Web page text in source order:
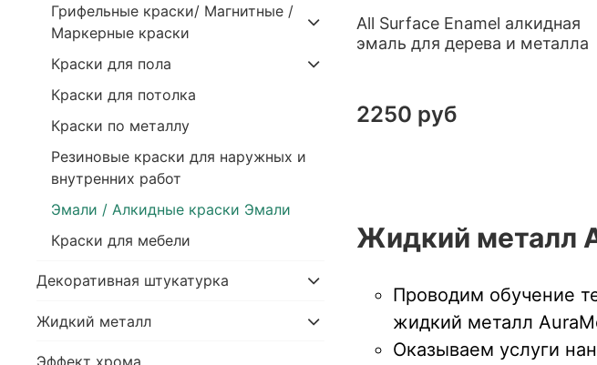
All Surface Enamel алкидная
эмаль для дерева и металла
2250 руб
Жидкий металл
Проводим обучение
жидкий металл
Оказываем услуги
Грифельные краски/ Магнитные /
Маркерные краски
Крaски для пола
Краски для потолка
Краски по металлу
Резиновые краски для наружных и
внутренних работ
Эмали / Алкидные краски Эмали
Краски для мебели
Декоративная штукатурка
Жидкий металл
Эффект хрома